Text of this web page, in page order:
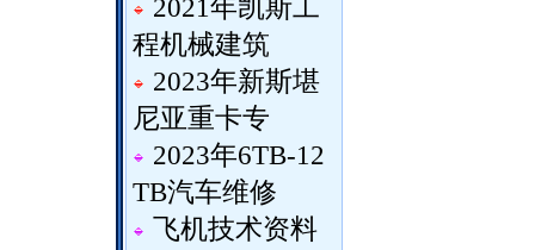
2021年凯斯工
程机械建筑
2023年新斯堪
尼亚重卡专
2023年6TB-12
TB汽车维修
飞机技术资料